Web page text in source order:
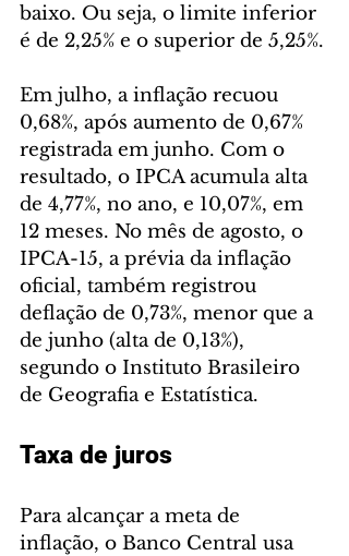
baixo. Ou seja, o limite inferior
é de 2,25% e o superior de 5,25%.
Em julho, a inflação recuou
0,68%, após aumento de 0,67%
registrada em junho. Com o
resultado, o IPCA acumula alta
de 4,77%, no ano, e 10,07%, em
12 meses. No mês de agosto, o
IPCA-15, a prévia da inflação
oficial, também registrou
deflação de 0,73%, menor que a
de junho (alta de 0,13%),
segundo o Instituto Brasileiro
de Geografia e Estatística.
Taxa de juros
Para alcançar a meta de
inflação, o Banco Central usa